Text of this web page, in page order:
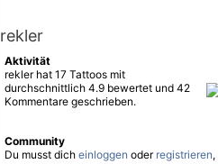
rekler
Aktivität
rekler hat 17 Tattoos mit
durchschnittlich 4.9 bewertet und 42
Kommentare geschrieben.
Community
Du musst dich einloggen oder registrieren